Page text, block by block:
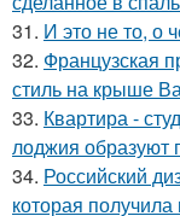
31. И это не то, о
32. Французская
стиль на крыше
33. Квартира -
лоджия образуют
34. Российский
которая